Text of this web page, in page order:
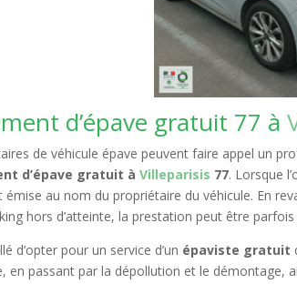
d’épave gratuit 77 à
de véhicule épave peuvent faire appel un
d’épave gratuit àVilleparisis 77. Lorsque
émise au nom du propriétaire du véhicule. En
hors d’atteinte, la prestation peut être parfois
d’opter pour un service d’un épaviste gratuit
en passant par la dépollution et le démontage,